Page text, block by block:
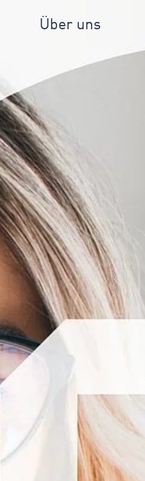
Über uns